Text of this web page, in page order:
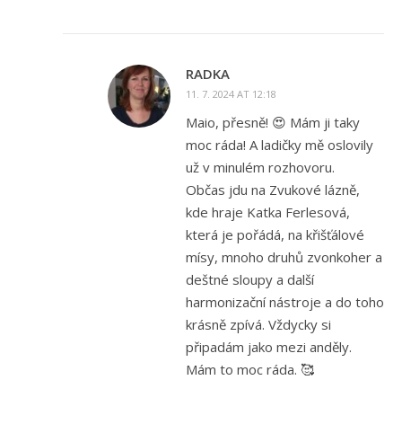
RADKA
11. 7. 2024 AT 12:18
Maio, přesně! 😍 Mám ji taky
moc ráda! A ladičky mě oslovily
už v minulém rozhovoru.
Občas jdu na Zvukové lázně,
kde hraje Katka Ferlesová,
která je pořádá, na křišťálové
mísy, mnoho druhů zvonkoher a
deštné sloupy a další
harmonizační nástroje a do toho
krásně zpívá. Vždycky si
připadám jako mezi anděly.
Mám to moc ráda. 🥰